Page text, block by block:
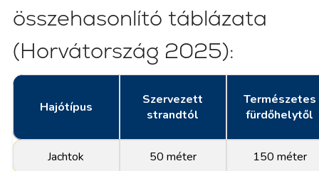
összehasonlító táblázata
(Horvátország 2025):
Hajótípus
Szervezett
strandtól
Természetes
fürdőhelytől
Jachtok 50 méter 150 méter